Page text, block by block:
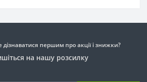
дізнаватися першим про акції і знижки?
на нашу розсилку